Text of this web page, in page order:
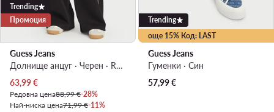
Trending
Промоция
Guess Jeans
Долнище анцуг · Черен · Regular Fit
Актуална цена
63,99€
Редовна цена88,99 €-28%
Най-ниска цена71,99 €-11%
още 15% Код: LAST
Trending
Guess Jeans
Гуменки · Син
57,99€